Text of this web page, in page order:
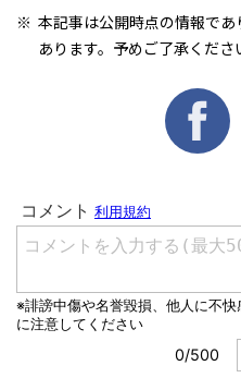
本記事は公開時点の情報で
あります。予めご了承くださ